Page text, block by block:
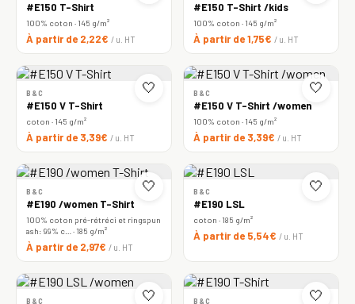
#E150 T-Shirt
100% coton · 145 g/m²
À partir de 2,22€ / u. HT
#E150 T-Shirt /kids
100% coton · 145 g/m²
À partir de 1,75€ / u. HT
🤍
B&C
#E150 V T-Shirt
coton · 145 g/m²
À partir de 3,39€ / u. HT
🤍
B&C
#E150 V T-Shirt /women
100% coton · 145 g/m²
À partir de 3,39€ / u. HT
🤍
B&C
#E190 /women T-Shirt
100% coton pré-rétréci et ringspun
ash: 99% c… · 185 g/m²
À partir de 2,97€ / u. HT
🤍
B&C
#E190 LSL
coton · 185 g/m²
À partir de 5,54€ / u. HT
🤍
B&C 🤍
B&C